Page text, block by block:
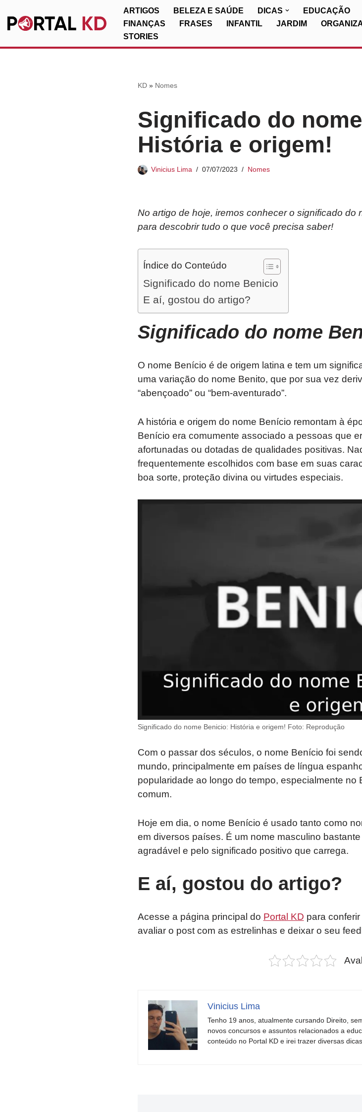
Pular
ARTIGOS BELEZA E SAÚDE DICAS EDUCAÇÃO
FINANÇAS
FRASES INFANTIL JARDIM
STORIES
KD» Nomes
Significado do
História e origem!
Vinicius Lima 07/07/2023 Nomes
No artigo de hoje, iremos conhecer o significado do
para descobrir tudo o que você precisa saber!
Índice do Conteúdo
Significado do nome Benicio
E aí, gostou do artigo?
Significado do nome
O nome Benício é de origem latina e tem um
uma variação do nome Benito, que por sua vez
“abençoado” ou “bem-aventurado”.
A história e origem do nome Benício remontam à
Benício era comumente associado a pessoas que
afortunadas ou dotadas de qualidades positivas.
frequentemente escolhidos com base em suas
boa sorte, proteção divina ou virtudes especiais.
Significado do nome Benicio: História e origem! Foto: Reprodução
Com o passar dos séculos, o nome Benício foi
mundo, principalmente em países de língua
popularidade ao longo do tempo, especialmente no
comum.
Hoje em dia, o nome Benício é usado tanto como
em diversos países. É um nome masculino
agradável e pelo significado positivo que carrega.
E aí, gostou do artigo?
Acesse a página principal do Portal KD para
avaliar o post com as estrelinhas e deixar o seu
Vinicius Lima
Tenho 19 anos, atualmente cursando Direito,
novos concursos e assuntos relacionados a
conteúdo no Portal KD e irei trazer diversas